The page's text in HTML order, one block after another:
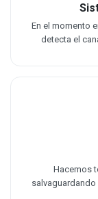
En el momento
detecta el
Hacemos